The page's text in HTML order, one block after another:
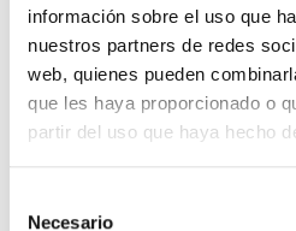
información sobre el uso que
nuestros partners de redes
web, quienes pueden
que les haya proporcionado o
partir del uso que haya hecho
de cookies
Necesario